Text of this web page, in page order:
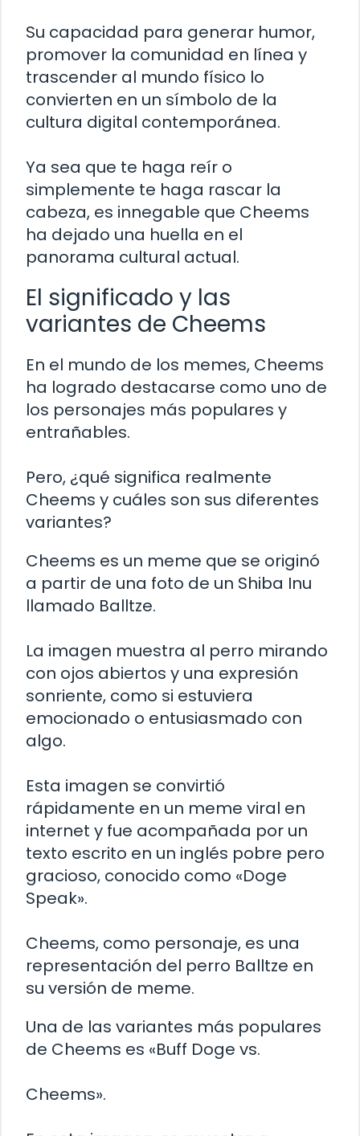
Su capacidad para generar humor,
promover la comunidad en línea y
trascender al mundo físico lo
convierten en un símbolo de la
cultura digital contemporánea.
Ya sea que te haga reír o
simplemente te haga rascar la
cabeza, es innegable que Cheems
ha dejado una huella en el
panorama cultural actual.
El significado y las
variantes de Cheems
En el mundo de los memes, Cheems
ha logrado destacarse como uno de
los personajes más populares y
entrañables.
Pero, ¿qué significa realmente
Cheems y cuáles son sus diferentes
variantes?
Cheems es un meme que se originó
a partir de una foto de un Shiba Inu
llamado Balltze.
La imagen muestra al perro mirando
con ojos abiertos y una expresión
sonriente, como si estuviera
emocionado o entusiasmado con
algo.
Esta imagen se convirtió
rápidamente en un meme viral en
internet y fue acompañada por un
texto escrito en un inglés pobre pero
gracioso, conocido como «Doge
Speak».
Cheems, como personaje, es una
representación del perro Balltze en
su versión de meme.
Una de las variantes más populares
de Cheems es «Buff Doge vs.
Cheems».